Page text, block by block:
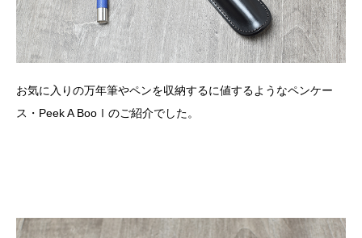
お気に入りの万年筆やペンを収納するに値するようなペンケー
ス・Peek A BooⅠのご紹介でした。